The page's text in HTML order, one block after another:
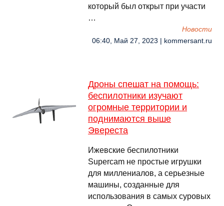
который был открыт при участи
…
Новости
06:40, Май 27, 2023 | kommersant.ru
Дроны спешат на помощь:
беспилотники изучают
огромные территории и
поднимаются выше
Эвереста
Ижевские беспилотники
Supercam не простые игрушки
для миллениалов, а серьезные
машины, созданные для
использования в самых суровых